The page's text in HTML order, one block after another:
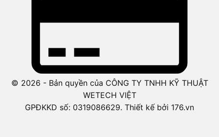
© 2026 - Bản quyền của CÔNG TY TNHH KỸ THUẬT
WETECH VIỆT
GPĐKKD số: 0319086629. Thiết kế bởi 176.vn